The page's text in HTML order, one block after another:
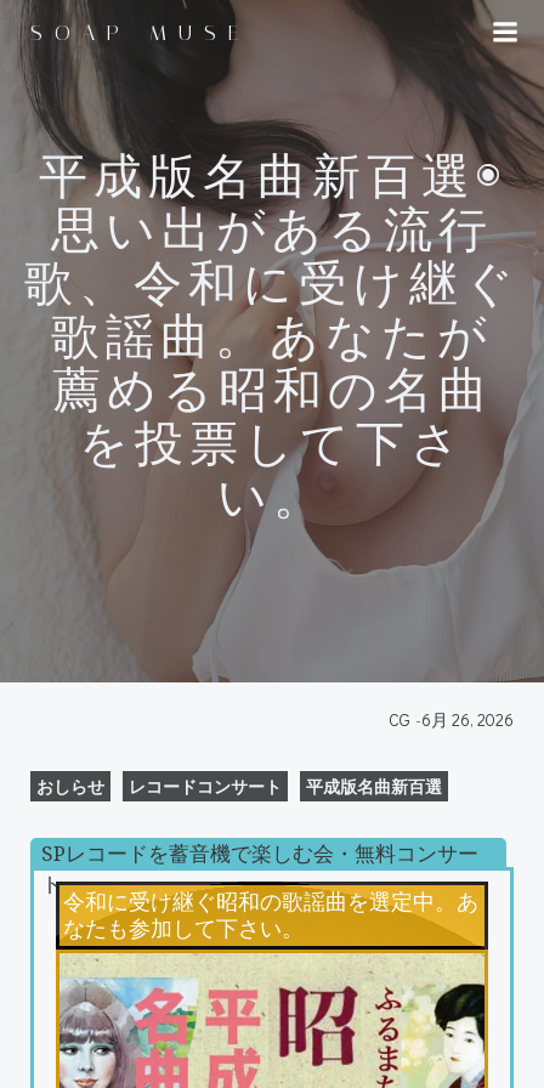
ツ
へ
ス
キ
ッ
プ
SOAP MUSE
平成版名曲新百選◉
思い出がある流行
歌、令和に受け継ぐ
歌謡曲。あなたが
薦める昭和の名曲
を投票して下さ
い。
CG -6月 26, 2026
おしらせ レコードコンサート 平成版名曲新百選
SPレコードを蓄音機で楽しむ会・無料コンサー
ト
令和に受け継ぐ昭和の歌謡曲を選定中。あ
なたも参加して下さい。